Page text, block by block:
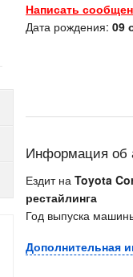
Написать
Дата рождения: 09
Информация об
Ездит на Toyota
рестайлинга
Год выпуска
Дополнительная